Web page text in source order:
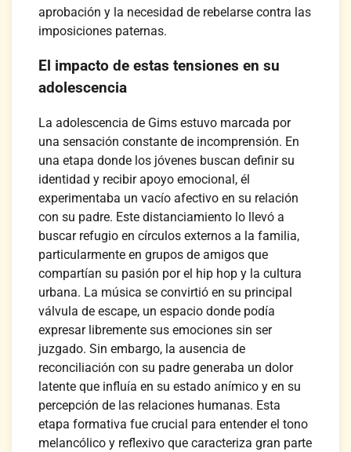
aprobación y la necesidad de rebelarse contra las
imposiciones paternas.
El impacto de estas tensiones en su
adolescencia
La adolescencia de Gims estuvo marcada por
una sensación constante de incomprensión. En
una etapa donde los jóvenes buscan definir su
identidad y recibir apoyo emocional, él
experimentaba un vacío afectivo en su relación
con su padre. Este distanciamiento lo llevó a
buscar refugio en círculos externos a la familia,
particularmente en grupos de amigos que
compartían su pasión por el hip hop y la cultura
urbana. La música se convirtió en su principal
válvula de escape, un espacio donde podía
expresar libremente sus emociones sin ser
juzgado. Sin embargo, la ausencia de
reconciliación con su padre generaba un dolor
latente que influía en su estado anímico y en su
percepción de las relaciones humanas. Esta
etapa formativa fue crucial para entender el tono
melancólico y reflexivo que caracteriza gran parte